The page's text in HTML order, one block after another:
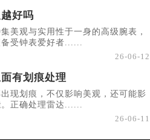
好吗
美观与实用性于一身的高级腕表，
备受钟表爱好者......
26-06-12
有划痕处理
现划痕，不仅影响美观，还可能影
正确处理雷达......
26-06-11